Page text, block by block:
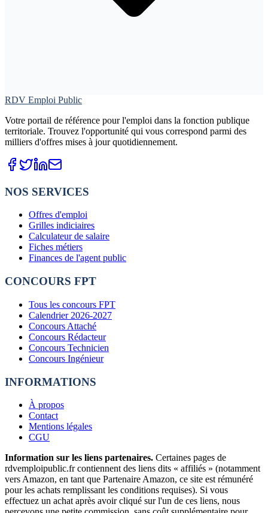
RDV Emploi Public
Votre portail de référence pour l'emploi dans la fonction publique
territoriale. Trouvez l'opportunité qui vous correspond parmi des
milliers d'offres mises à jour quotidiennement.
NOS SERVICES
Offres d'emploi
Grilles indiciaires
Calculateur de salaire
Fiches métiers
Finances de l'agent public
CONCOURS FPT
Tous les concours FPT
Calendrier 2026-2027
Concours Attaché
Concours Rédacteur
Concours Technicien
Concours Ingénieur
INFORMATIONS
À propos
Contact
Mentions légales
CGU
Information sur les liens partenaires. Certaines pages de
rdvemploipublic.fr contiennent des liens dits « affiliés » (notamment
vers Amazon, en tant que Partenaire Amazon, ce site est rémunéré
pour les achats remplissant les conditions requises). Si vous
effectuez un achat après avoir cliqué sur l'un de ces liens, nous